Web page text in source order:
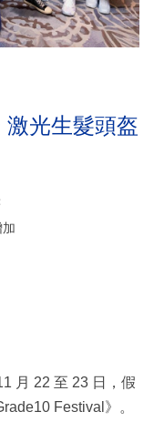
光生髮頭盔
月 22 至 23 日，假
Festival》。